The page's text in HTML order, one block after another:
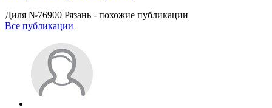
Диля №76900 Рязань - похожие публикации
Все публикации